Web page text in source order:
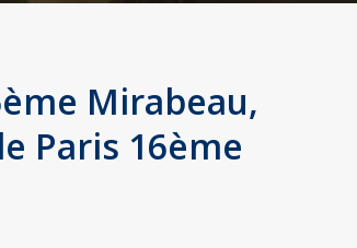
Mirabeau,
Paris 16ème